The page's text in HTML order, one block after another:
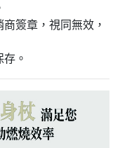
簽章，視同無效，
。